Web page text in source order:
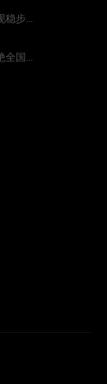
稳步...
全国...